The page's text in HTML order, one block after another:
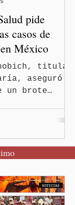
pide
casos de
México
titular
aseguró
un brote
Salud
Kershenobich
activo de
en México,
de